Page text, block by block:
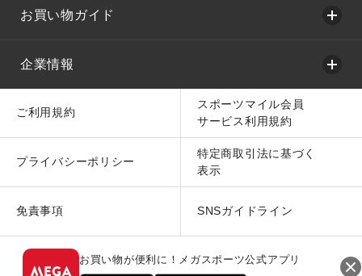
お買い物ガイド
企業情報
ご利用規約
スポーツマイル会員
サービス利用規約
プライバシーポリシー
特定商取引法に基づく
表示
免責事項 SNSガイドライン
お買い物が便利に！メガスポーツ公式アプリ